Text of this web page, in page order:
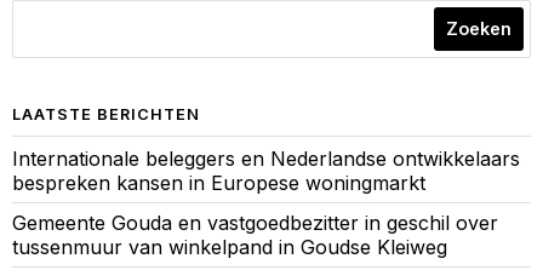
Zoeken
LAATSTE BERICHTEN
Internationale beleggers en Nederlandse ontwikkelaars
bespreken kansen in Europese woningmarkt
Gemeente Gouda en vastgoedbezitter in geschil over
tussenmuur van winkelpand in Goudse Kleiweg